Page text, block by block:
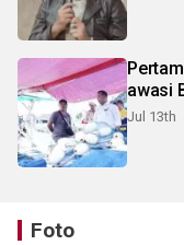
awasi
Jul 13th
Foto